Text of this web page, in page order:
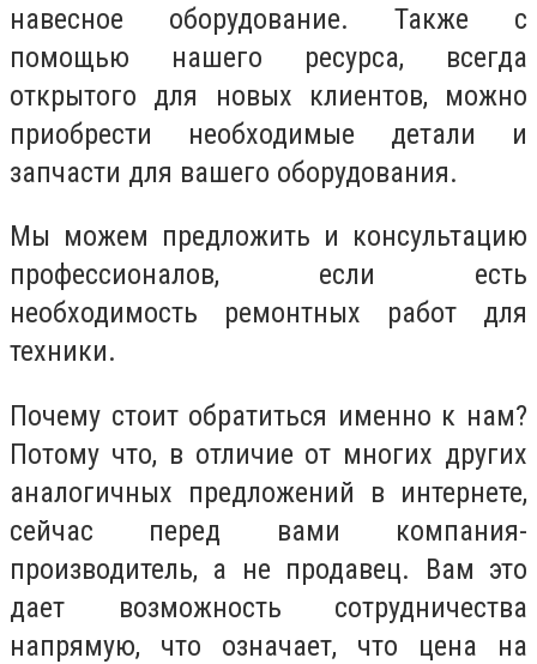
навесное оборудование. Также с
помощью нашего ресурса, всегда
открытого для новых клиентов, можно
приобрести необходимые детали и
запчасти для вашего оборудования.
Мы можем предложить и консультацию
профессионалов, если есть
необходимость ремонтных работ для
техники.
Почему стоит обратиться именно к нам?
Потому что, в отличие от многих других
аналогичных предложений в интернете,
сейчас перед вами компания-
производитель, а не продавец. Вам это
дает возможность сотрудничества
напрямую, что означает, что цена на